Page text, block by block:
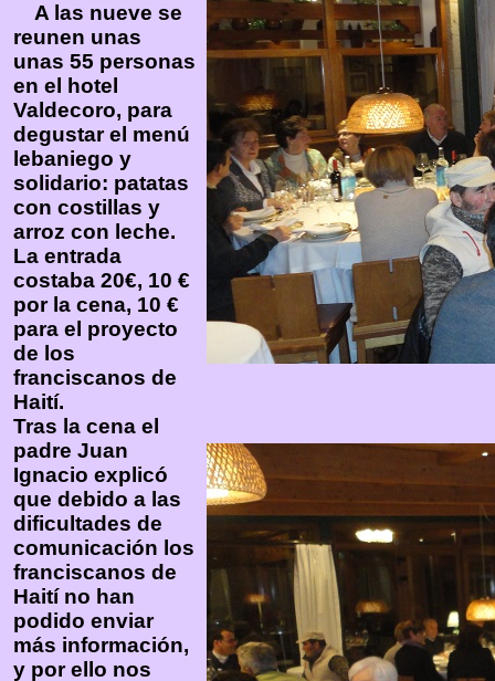
A las nueve se
reunen unas
unas 55 personas
en el hotel
Valdecoro, para
degustar el menú
lebaniego y
solidario: patatas
con costillas y
arroz con leche.
La entrada
costaba 20€, 10 €
por la cena, 10 €
para el proyecto
de los
franciscanos de
Haití.
Tras la cena el
padre Juan
Ignacio explicó
que debido a las
dificultades de
comunicación los
franciscanos de
Haití no han
podido enviar
más información,
y por ello nos